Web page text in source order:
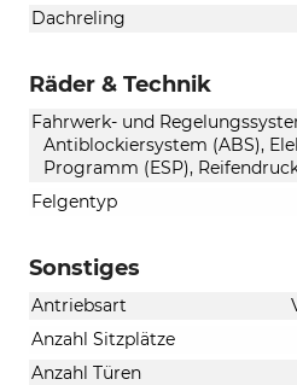
Dachreling
Räder & Technik
Fahrwerk- und
Antiblockiersystem (ABS),
Programm (ESP),
Felgentyp
Sonstiges
Antriebsart
Anzahl Sitzplätze
Anzahl Türen